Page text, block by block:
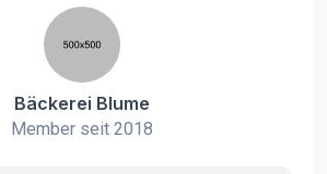
Bäckerei Blume
Member seit 2018